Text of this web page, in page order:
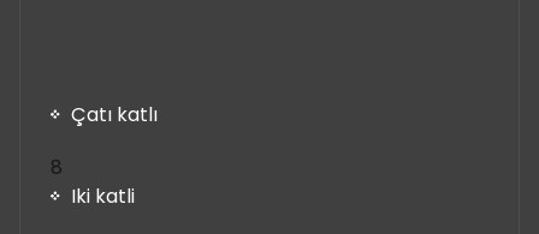
Çatı katlı
8
ürün
Iki katli